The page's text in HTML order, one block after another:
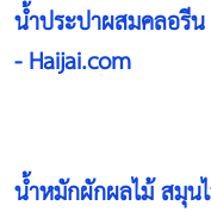
น้ำประปาผสมคลอรี
- Haijai.com
น้ำหมักผักผลไม้ สมุน